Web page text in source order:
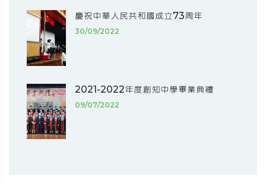
慶祝中華人民共和國成立73周年
30/09/2022
2021-2022年度創知中學畢業典禮
09/07/2022